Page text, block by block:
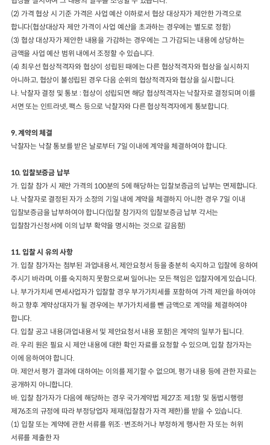
(2) 가격 협상 시 기준 가격은 사업 예산 이하로서 협상 대상자가 제안한 가격으로
합니다(협상대상자 제안 가격이 사업 예산을 초과하는 경우에는 별도로 정함)
(3)협상 대상자가 제안한 내용을 가감하는 경우에는 그 가감되는 내용에 상당하는
금액을 사업 예산 범위 내에서 조정할 수 있습니다
(4)최우선 협상적격자와 협상이 성립된 때에는 다른 협상적격자와 협상을 실시 하지
아니하고, 협상이 불성립된 경우 다음 순위의 협상적격자와 협상을 실시합니다.
나. 낙찰자 결정 및 통보 :협상이 성립되면 해당 협상적격자는 낙찰자로 결정되며 이를
서면 또는 인트라넷,팩스 등으로 낙찰자와 다른 협상적격자에게 통보합니다.
9.계약의 체결
낙찰자는 낙찰 통보를 받은 날로부터 7일 이내에 계약을 체결하여야 합니다.
10.입찰보증금 납부
가. 입찰 참가 시 제안 가격의 100분의 5에 해당하는 입찰보증금의 납부는 면제합니다.
나. 낙찰자로 결정된 자가 소정의 기일 내에 계약을 체결하지 아니한 경우7일 이내
입찰보증금을 납부하여야 합니다(입찰 참가자의 입찰보증금 납부 각서는
입찰참가신청서에 이의 납부 확약을 명시하는 것으로 갈음함)
11.입찰 시 유의 사항
가. 입찰 참가자는 첨부된 과업내용서,제안요청서 등을 충분히 숙지하고 입찰에 응하여
주시기 바라며, 이를 숙지하지 못함으로써 일어나는 모든 책임은 입찰자에게 있습니다.
나.부가가치세 면세사업자가 입찰할 경우 부가가치세를 포함하여 가격 제안을하여야
하고 향후 계약상대자가 될 경우에는 부가가치세를 뺀 금액으로 계약을 체결하여야
합니다
다. 입찰 공고 내용(과업내용서 및 제안요청서 내용 포함)은 계약의 일부가 됩니다.
라.우리 원은 필요 시 제안 내용에 대한 확인 자료를 요청할 수 있으며, 입찰 참가자는
이에 응하여야 합니다.
마.제안서 평가 결과에 대하여는 이의를 제기할 수 없으며, 평가 내용 등에 관한 자료는
공개하지 아니합니다.
바. 입찰 참가자가 다음에 해당하는 경우 국가계약법 제27조 제1항 및 동법시행령
제76조의 규정에 따라 부정당업자 제재(입찰참가 자격 제한)를 받을 수 있습니다.
(1) 입찰 또는 계약에 관한 서류를 위조 · 변조하거나 부정하게 행사한 자 또는 허위
서류를 제출한 자